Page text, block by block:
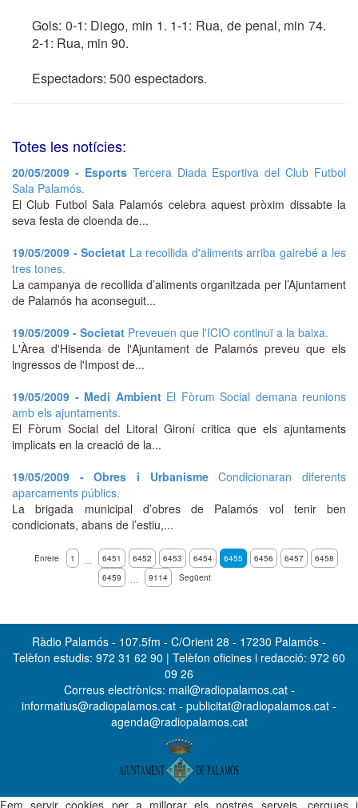
Gols: 0-1: Diego, min 1. 1-1: Rua, de penal, min 74.
2-1: Rua, min 90.
Espectadors: 500 espectadors.
Totes les notícies:
20/05/2009 - Esports Tercera Diada Esportiva del Club Futbol
Sala Palamós.
El Club Futbol Sala Palamós celebra aquest pròxim dissabte la
seva festa de cloenda de...
19/05/2009 - Societat La recollida d'aliments arriba gairebé a les
tres tones.
La campanya de recollida d’aliments organitzada per l’Ajuntament
de Palamós ha aconseguit...
19/05/2009 - Societat Preveuen que l'ICIO continuï a la baixa.
L'Àrea d'Hisenda de l'Ajuntament de Palamós preveu que els
ingressos de l'Impost de...
19/05/2009 - Medi Ambient El Fòrum Social demana reunions
amb els ajuntaments.
El Fòrum Social del Litoral Gironí critica que els ajuntaments
implicats en la creació de la...
19/05/2009 - Obres i UrbanismeCondicionaran diferents
aparcaments públics.
La brigada municipal d’obres de Palamós vol tenir ben
condicionats, abans de l’estiu,...
Enrere 1 … 6451 6452 6453 6454 6455 6456 6457
6458
6459
… 9114 Següent
Ràdio Palamós - 107.5fm - C/Orient 28 - 17230 Palamós -
Telèfon estudis: 972 31 62 90 | Telèfon oficines i redacció: 972 60
09 26
Correus electrònics: mail@radiopalamos.cat -
informatius@radiopalamos.cat - publicitat@radiopalamos.cat -
agenda@radiopalamos.cat